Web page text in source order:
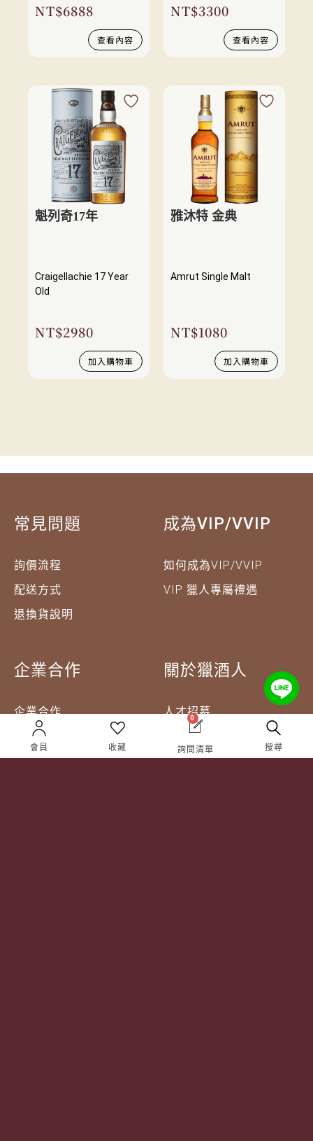
NT$6888
查看內容
NT$3300
查看內容
魁列奇17年
Craigellachie 17 Year
Old
NT$2980
加入購物車
雅沐特 金典
Amrut Single Malt
NT$1080
加入購物車
常見問題
詢價流程
配送方式
退換貨說明
成為VIP/VVIP
如何成為VIP/VVIP
VIP 獵人專屬禮遇
企業合作
企業合作
成為合作夥伴 ＆ 大宗採
關於獵酒人
人才招募
隱私權條款
服務條款
會員 收藏
0
詢問清單 搜尋